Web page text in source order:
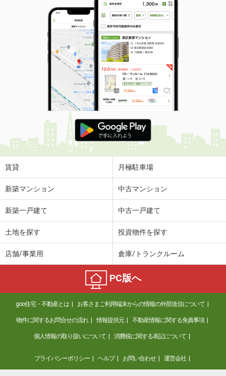
賃貸 月極駐車場
新築マンション 中古マンション
新築一戸建て 中古一戸建て
土地を探す 投資物件を探す
店舗/事業用 倉庫/トランクルーム
PC版へ
goo住宅・不動産とは お客さまご利用端末からの情報の外部送信について
物件に関するお問合せの流れ 情報提供元 不動産情報に関する免責事項
個人情報の取り扱いについて 消費税に関する表記について
プライバシーポリシー ヘルプ お問い合わせ 運営会社